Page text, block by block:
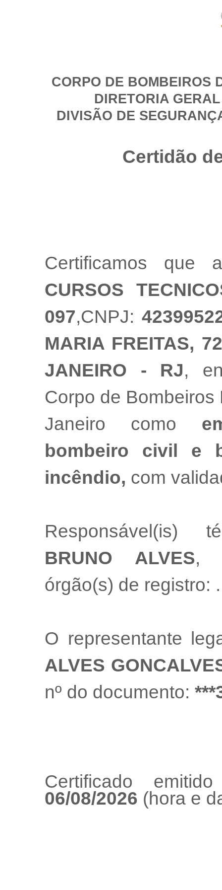
CORPO DE BOMBEIROS
DIRETORIA
DIVISÃO DE
Certidão
Certificamos que
CURSOS
097,CNPJ:
MARIA FREITAS,
JANEIRO - RJ,
Corpo de
Janeiro como
bombeiro civil e
incêndio, com
Responsável(is)
BRUNO ALVES,
órgão(s) de registro: .
O representante
ALVES
nº do documento:
Certificado
06/08/2026 (hora e